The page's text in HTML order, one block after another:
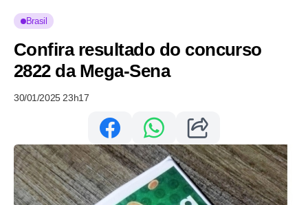
Brasil
Confira resultado do concurso
2822 da Mega-Sena
30/01/2025 23h17